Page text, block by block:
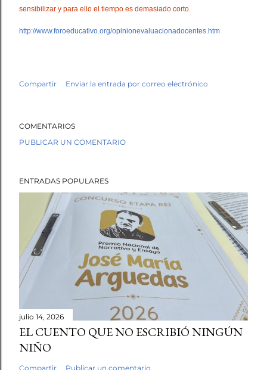
sensibilizar y para ello el tiempo es demasiado corto.
http://www.foroeducativo.org/opinionevaluacionadocentes.htm
Compartir Enviar la entrada por correo electrónico
COMENTARIOS
PUBLICAR UN COMENTARIO
ENTRADAS POPULARES
julio 14, 2026
EL CUENTO QUE NO ESCRIBIÓ NINGÚN
NIÑO
Compartir Publicar un comentario